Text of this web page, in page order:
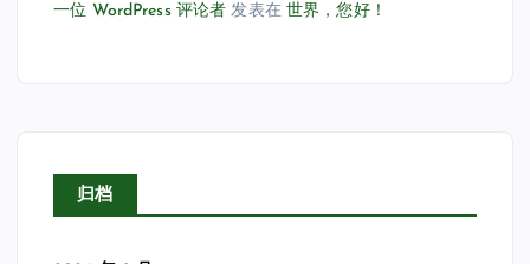
一位 WordPress 评论者 发表在世界，您好！
归档